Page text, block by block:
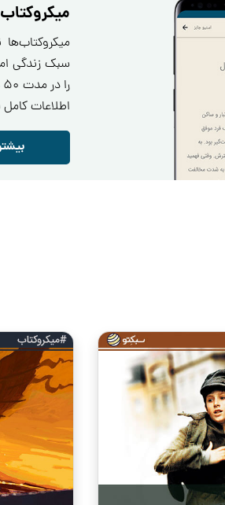
سبک زندگی
اطلاعات